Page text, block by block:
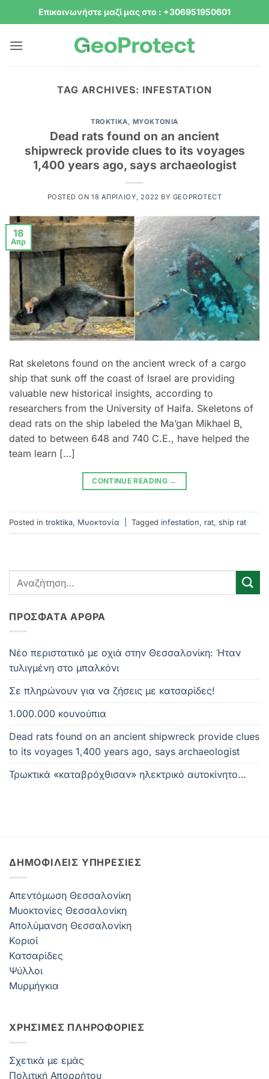
Μετάβαση
στο
Επικοινωνήστε μαζί μας στο : +306951950601
TAG ARCHIVES: INFESTATION
TROKTIKA, ΜΥΟΚΤΟΝΊΑ
Dead rats found on an ancient
shipwreck provide clues to its voyages
1,400 years ago, says archaeologist
POSTED ON18 ΑΠΡΙΛΊΟΥ, 2022 BY GEOPROTECT
18
Απρ
Rat skeletons found on the ancient wreck of a cargo
ship that sunk off the coast of Israel are providing
valuable new historical insights, according to
researchers from the University of Haifa. Skeletons of
dead rats on the ship labeled the Ma’gan Mikhael B,
dated to between 648 and 740 C.E., have helped the
team learn […]
CONTINUE READING →
Posted in troktika, Μυοκτονία Tagged infestation, rat, ship rat
ΠΡΌΣΦΑΤΑ ΆΡΘΡΑ
Νέο περιστατικό με οχιά στην Θεσσαλονίκη: Ήταν
τυλιγμένη στο μπαλκόνι
Σε πληρώνουν για να ζήσεις με κατσαρίδες!
1.000.000 κουνούπια
Dead rats found on an ancient shipwreck provide clues
to its voyages 1,400 years ago, says archaeologist
Τρωκτικά «καταβρόχθισαν» ηλεκτρικό αυτοκίνητο…
ΔΗΜΟΦΙΛΕΊΣ ΥΠΗΡΕΣΊΕΣ
Απεντόμωση Θεσσαλονίκη
Μυοκτονίες Θεσσαλονίκη
Απολύμανση Θεσσαλονίκη
Κοριοί
Κατσαρίδες
Ψύλλοι
Μυρμήγκια
ΧΡΗΣΙΜΕΣ ΠΛΗΡΟΦΟΡΙΕΣ
Σχετικά με εμάς
Πολιτική Απορρήτου